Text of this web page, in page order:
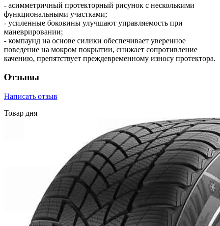
- асимметричный протекторный рисунок с несколькими
функциональными участками;
- усиленные боковины улучшают управляемость при
маневрировании;
- компаунд на основе силики обеспечивает уверенное
поведение на мокром покрытии, снижает сопротивление
качению, препятствует преждевременному износу протектора.
Отзывы
Написать отзыв
Товар дня